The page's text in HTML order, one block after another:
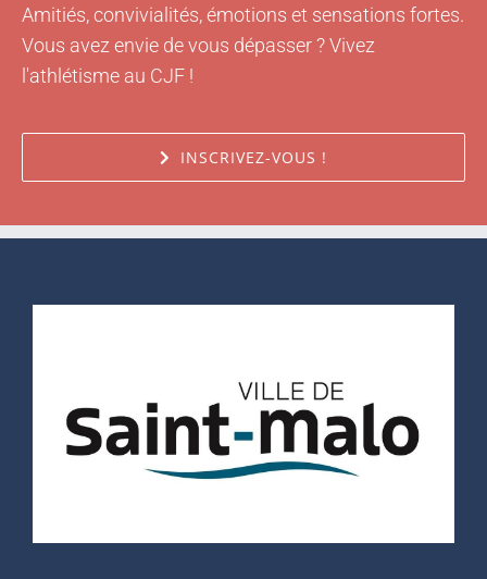
Amitiés, convivialités, émotions et sensations fortes.
Vous avez envie de vous dépasser ? Vivez
l'athlétisme au CJF !
INSCRIVEZ-VOUS !